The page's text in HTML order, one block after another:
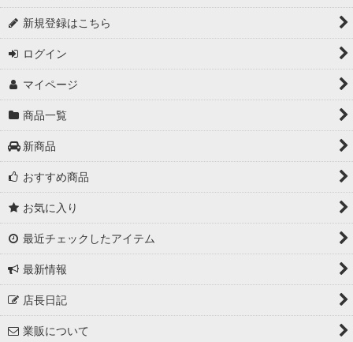
新規登録はこちら
ログイン
マイページ
商品一覧
新商品
おすすめ商品
お気に入り
最近チェックしたアイテム
最新情報
店長日記
業販について